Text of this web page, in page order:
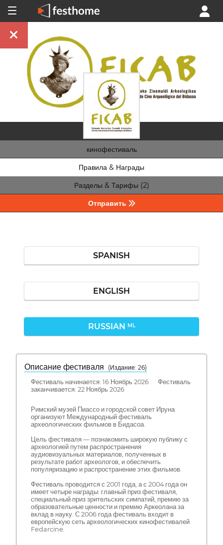
кинофестиваль
Правила & Награды
Разделы & Тарифы (2)
Отправить
SPANISH
ENGLISH
RUSSIAN ML
Описание фестиваля
( Издание: 26)
Фестиваль начинается: 16 Ноябрь 2026 Фестиваль
заканчивается: 22 Ноябрь 2026
Римский музей Пиассо и городской совет Ируна
организуют Международный фестиваль
археологических фильмов в Бидасоа.
Цель фестиваля — познакомить широкую публику с
археологией путем распространения
аудиовизуальных материалов, полученных в
результате работ археологов, и обеспечить
популяризацию и распространение этих фильмов.
Фестиваль проводится с 2001 года, а с 2004 года он
имеет четыре награды: главный приз фестиваля,
специальный приз зрительских симпатий, премию за
образовательные ценности и премию Аркеолана за
вклад в науку. С 2006 года фестиваль входит в
европейскую сеть археологических кинофестивалей
Fedarcine.